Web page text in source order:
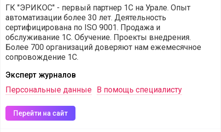
ГК "ЭРИКОС" - первый партнер 1С на Урале. Опыт
автоматизации более 30 лет. Деятельность
сертифицирована по ISO 9001. Продажа и
обслуживание 1С. Обучение. Проекты внедрения.
Более 700 организаций доверяют нам ежемесячное
сопровождение 1С.
Эксперт журналов
Персональные данные В помощь специалисту
Перейти на сайт